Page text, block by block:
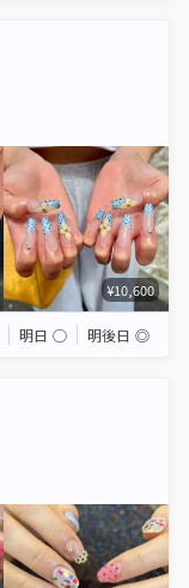
¥10,600
明日 ◯ 明後日 ◎